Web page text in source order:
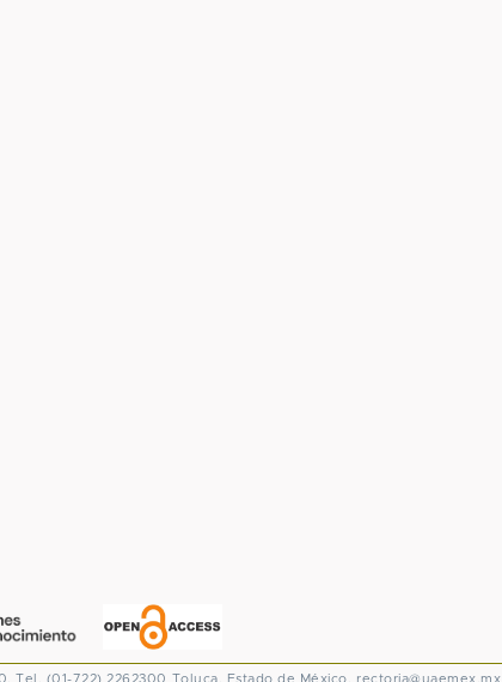
Tel. (01-722) 2262300 Toluca, Estado de México. rectoria@uaemex.mx